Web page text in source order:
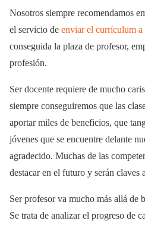
Nosotros siempre recomendamos
el servicio de enviar el currículum a
conseguida la plaza de profesor,
profesión.
Ser docente requiere de mucho
siempre conseguiremos que las
aportar miles de beneficios, que
jóvenes que se encuentre delante
agradecido. Muchas de las
destacar en el futuro y serán claves
Ser profesor va mucho más allá de
Se trata de analizar el progreso de